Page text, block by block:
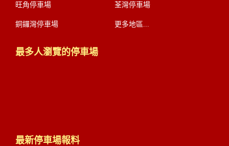
旺角停車場 荃灣停車場
銅鑼灣停車場 更多地區...
最多人瀏覽的停車場
最新停車場報料